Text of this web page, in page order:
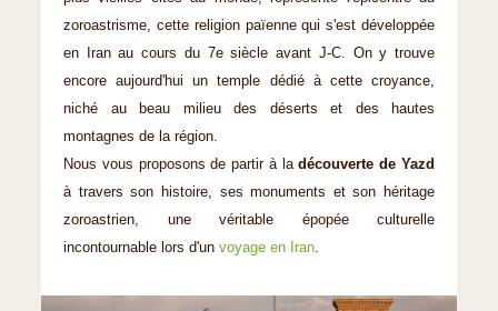
zoroastrisme, cette religion païenne qui s'est développée
en Iran au cours du 7e siècle avant J-C. On y trouve
encore aujourd'hui un temple dédié à cette croyance,
niché au beau milieu des déserts et des hautes
montagnes de la région.
Nous vous proposons de partir à ladécouverte de Yazd
à travers son histoire, ses monuments et son héritage
zoroastrien, une véritable épopée culturelle
incontournable lors d'un voyage en Iran.